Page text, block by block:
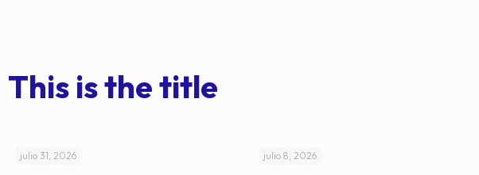
This is the title
julio 31, 2026 julio 8, 2026